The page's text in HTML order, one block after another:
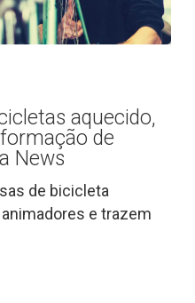
aquecido,
de
News
de bicicleta
e trazem